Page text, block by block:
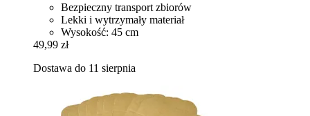
Bezpieczny transport zbiorów
Lekki i wytrzymały materiał
Wysokość: 45 cm
49,99 zł
Dostawa do 11 sierpnia